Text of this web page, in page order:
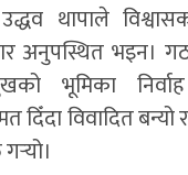
थापाले
अनुपस्थित भइन।
भूमिका
विवादित बन्यो